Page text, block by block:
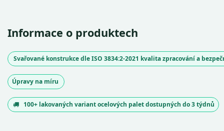
Informace o produktech
Svařované konstrukce dle ISO 3834:2-2021 kvalita zpracování a
Úpravy na míru
100+ lakovaných variant ocelových palet dostupných do 3 týdnů